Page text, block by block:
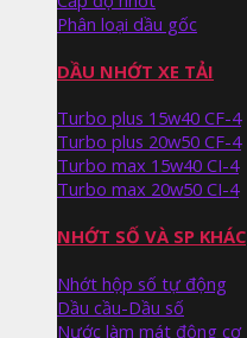
Phân loại dầu gốc
DẦU NHỚT XE TẢI
Turbo plus 15w40 CF-4
Turbo plus 20w50 CF-4
Turbo max 15w40 CI-4
Turbo max 20w50 CI-4
NHỚT SỐ VÀ SP KHÁC
Nhớt hộp số tự động
Dầu cầu-Dầu số
Nước làm mát động cơ